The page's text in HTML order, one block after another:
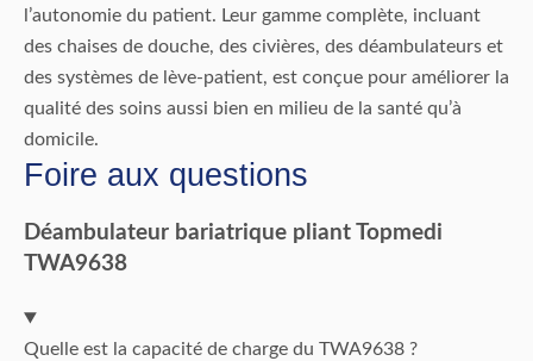
l’autonomie du patient. Leur gamme complète, incluant
des chaises de douche, des civières, des déambulateurs et
des systèmes de lève-patient, est conçue pour améliorer la
qualité des soins aussi bien en milieu de la santé qu’à
domicile.
Foire aux questions
Déambulateur bariatrique pliant Topmedi
TWA9638
Quelle est la capacité de charge du TWA9638 ?